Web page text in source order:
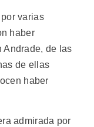
varias
haber
Andrade, de las
de ellas
haber
admirada por